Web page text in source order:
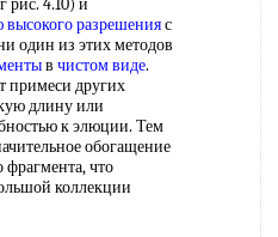
рис. 4.10) и
разрешенияс
один из этих методов
в чистом виде.
примеси других
длину или
к элюции. Тем
обогащение
что
коллекции